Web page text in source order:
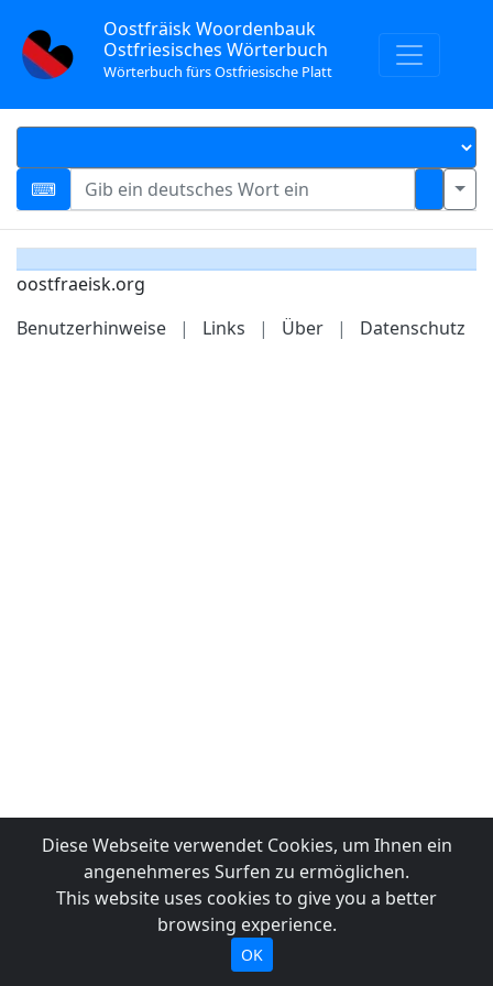
Oostfräisk Woordenbauk
Ostfriesisches Wörterbuch
Wörterbuch fürs Ostfriesische Platt
oostfraeisk.org
Benutzerhinweise
| Links | Über | Datenschutz
Diese Webseite verwendet Cookies, um Ihnen ein
angenehmeres Surfen zu ermöglichen.
This website uses cookies to give you a better
browsing experience.
OK